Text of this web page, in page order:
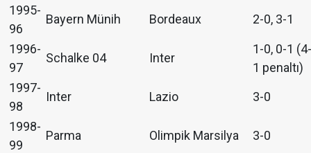
1995-
96
Bayern Münih Bordeaux 2-0, 3-1
1996-
97
Schalke 04 Inter
1-0, 0-1 (4-
1 penaltı)
1997-
98
Inter Lazio 3-0
1998-
99
Parma Olimpik Marsilya 3-0